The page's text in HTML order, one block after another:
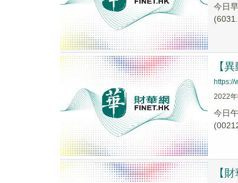
今日
(6031...
【
https://
2022
今日
【